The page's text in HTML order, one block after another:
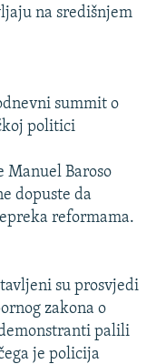
na središnjem
summit o
politici
Manuel Baroso
dopuste da
reformama.
su prosvjedi
zakona o
palili
je policija